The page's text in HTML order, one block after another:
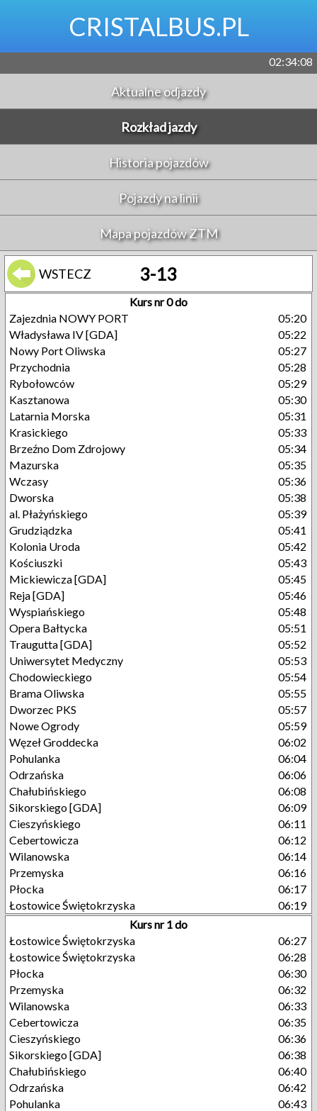
CRISTALBUS.PL
02:34:09
Aktualne odjazdy
Rozkład jazdy
Historia pojazdów
Pojazdy na linii
Mapa pojazdów ZTM
WSTECZ 3-13
Kurs nr 0 do
Zajezdnia NOWY PORT
05:20
Władysława IV [GDA]
05:22
Nowy Port Oliwska
05:27
Przychodnia
05:28
Rybołowców
05:29
Kasztanowa
05:30
Latarnia Morska
05:31
Krasickiego
05:33
Brzeźno Dom Zdrojowy
05:34
Mazurska
05:35
Wczasy
05:36
Dworska
05:38
al. Płażyńskiego
05:39
Grudziądzka
05:41
Kolonia Uroda
05:42
Kościuszki
05:43
Mickiewicza [GDA]
05:45
Reja [GDA]
05:46
Wyspiańskiego
05:48
Opera Bałtycka
05:51
Traugutta [GDA]
05:52
Uniwersytet Medyczny
05:53
Chodowieckiego
05:54
Brama Oliwska
05:55
Dworzec PKS
05:57
Nowe Ogrody
05:59
Węzeł Groddecka
06:02
Pohulanka
06:04
Odrzańska
06:06
Chałubińskiego
06:08
Sikorskiego [GDA]
06:09
Cieszyńskiego
06:11
Cebertowicza
06:12
Wilanowska
06:14
Przemyska
06:16
Płocka
06:17
Łostowice Świętokrzyska
06:19
Kurs nr 1 do
Łostowice Świętokrzyska
06:27
Łostowice Świętokrzyska
06:28
Płocka
06:30
Przemyska
06:32
Wilanowska
06:33
Cebertowicza
06:35
Cieszyńskiego
06:36
Sikorskiego [GDA]
06:38
Chałubińskiego
06:40
Odrzańska
06:42
Pohulanka
06:43